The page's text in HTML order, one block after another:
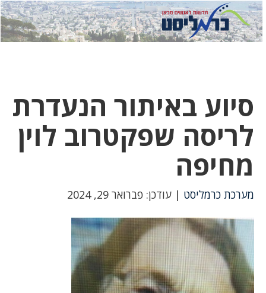
לחץ
כאן
לחץ
כדי
סיוע באיתור הנעדרת
לריסה שפקטרוב לוין
מחיפה
מערכת כרמליסט | עודכן: פברואר 29, 2024